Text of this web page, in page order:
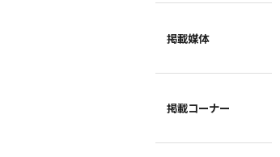
掲載媒体
掲載コーナー